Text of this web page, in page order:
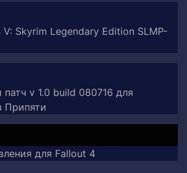
V: Skyrim Legendary Edition SLMP-
v 1.0 build 080716 для
Припяти
для Fallout 4